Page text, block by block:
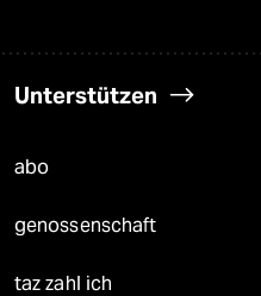
Unterstützen
abo
genossenschaft
taz zahl ich